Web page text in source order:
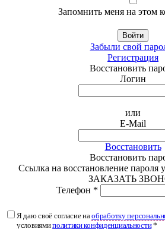
Запомнить меня на этом
Войти
Забыли свой
Регистрация
Восстановить
Логин
или
E-Mail
Восстановить
Восстановить
Ссылка на восстановление пароля
ЗАКАЗАТЬ
Телефон *
Я даю своё согласие наобработку
условиямиполитики конфиденциальности*